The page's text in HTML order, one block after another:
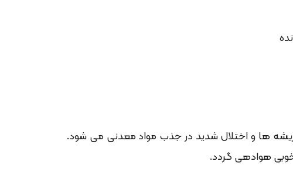
ها و اختلال شدید در جذب مواد معدنی می شود.
هوادهی گردد.